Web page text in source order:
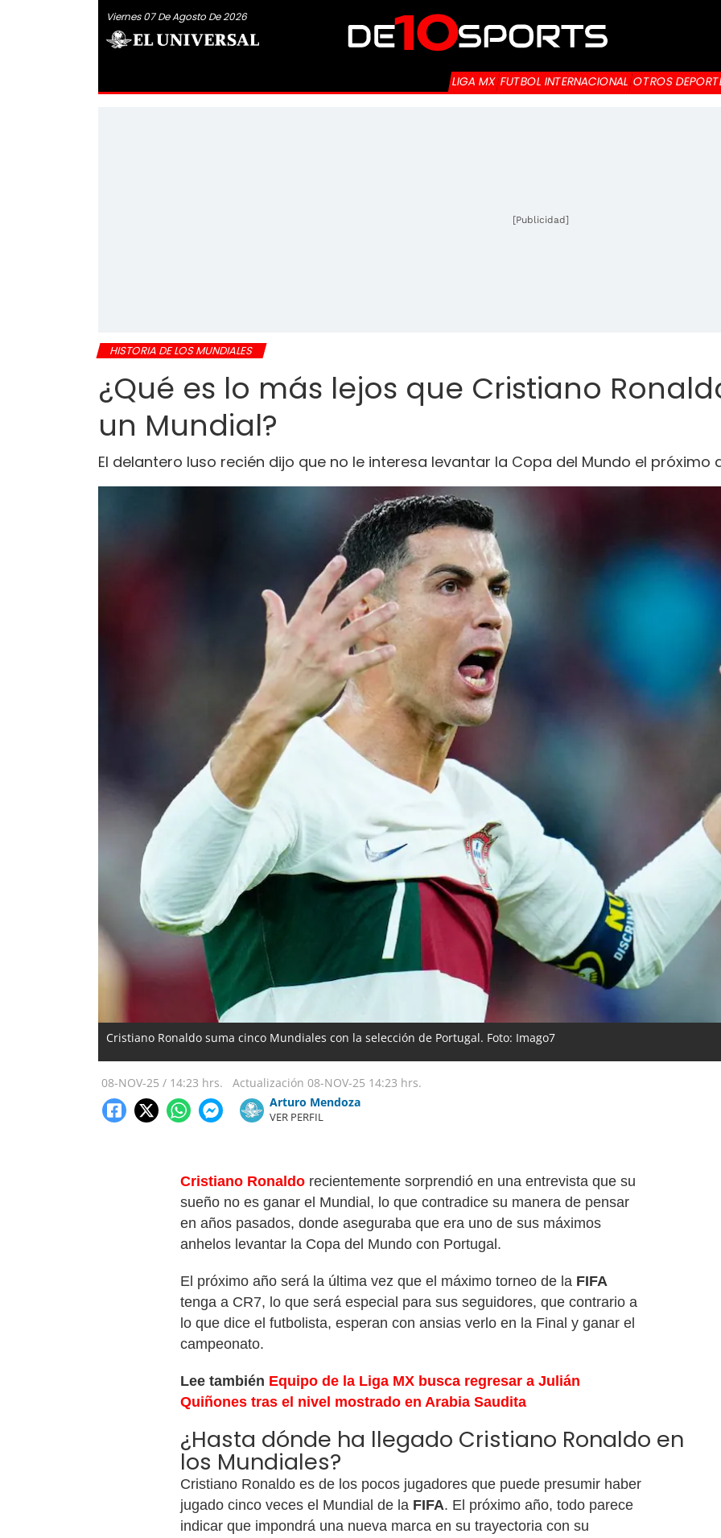
Viernes 07 De Agosto De 2026
LIGA MX FUTBOL INTERNACIONAL OTROS
[Publicidad]
HISTORIA DE LOS MUNDIALES
¿Qué es lo más lejos que Cristiano
un Mundial?
El delantero luso recién dijo que no le interesa levantar la Copa del Mundo el próximo
Cristiano Ronaldo suma cinco Mundiales con la selección de Portugal. Foto: Imago7
08-NOV-25 / 14:23 hrs. Actualización 08-NOV-25 14:23 hrs.
Arturo Mendoza
VER PERFIL
Cristiano Ronaldo recientemente sorprendió en una entrevista que su
sueño no es ganar el Mundial, lo que contradice su manera de pensar
en años pasados, donde aseguraba que era uno de sus máximos
anhelos levantar la Copa del Mundo con Portugal.
El próximo año será la última vez que el máximo torneo de la FIFA
tenga a CR7, lo que será especial para sus seguidores, que contrario a
lo que dice el futbolista, esperan con ansias verlo en la Final y ganar el
campeonato.
Lee también Equipo de la Liga MX busca regresar a Julián
Quiñones tras el nivel mostrado en Arabia Saudita
¿Hasta dónde ha llegado Cristiano Ronaldo en
los Mundiales?
Cristiano Ronaldo es de los pocos jugadores que puede presumir haber
jugado cinco veces el Mundial de la FIFA. El próximo año, todo parece
indicar que impondrá una nueva marca en su trayectoria con su